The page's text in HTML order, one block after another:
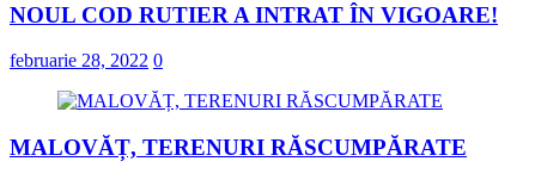
NOUL COD RUTIER A INTRAT ÎN VIGOARE!
februarie 28, 2022
NOUL COD RUTIER A INTRAT ÎN VIGOARE!
februarie 28, 2022 0
MALOVĂȚ, TERENURI RĂSCUMPĂRATE